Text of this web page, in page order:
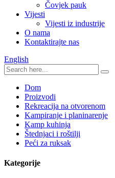
Čovjek pauk
Vijesti
Vijesti iz industrije
O nama
Kontaktirajte nas
English
Dom
Proizvodi
Rekreacija na otvorenom
Kampiranje i planinarenje
Kamp kuhinja
Štednjaci i roštilji
Peći za ruksak
Kategorije